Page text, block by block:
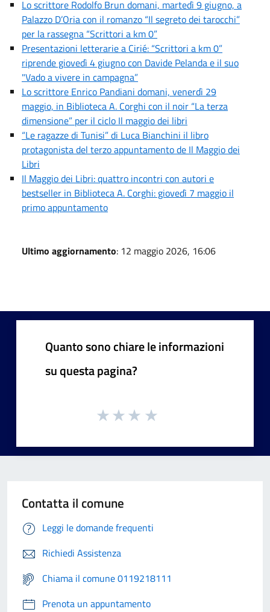
Lo scrittore Rodolfo Brun domani, martedì 9 giugno, a
Palazzo D’Oria con il romanzo “Il segreto dei tarocchi”
per la rassegna “Scrittori a km 0”
Presentazioni letterarie a Cirié: “Scrittori a km 0”
riprende giovedì 4 giugno con Davide Pelanda e il suo
"Vado a vivere in campagna”
Lo scrittore Enrico Pandiani domani, venerdì 29
maggio, in Biblioteca A. Corghi con il noir “La terza
dimensione” per il ciclo Il maggio dei libri
“Le ragazze di Tunisi” di Luca Bianchini il libro
protagonista del terzo appuntamento de Il Maggio dei
Libri
Il Maggio dei Libri: quattro incontri con autori e
bestseller in Biblioteca A. Corghi: giovedì 7 maggio il
primo appuntamento
Ultimo aggiornamento: 12 maggio 2026, 16:06
Quanto sono chiare le informazioni
su questa pagina?
Contatta il comune
Leggi le domande frequenti
Richiedi Assistenza
Chiama il comune 0119218111
Prenota un appuntamento